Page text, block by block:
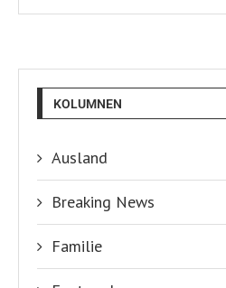
KOLUMNEN
Ausland
Breaking News
Familie